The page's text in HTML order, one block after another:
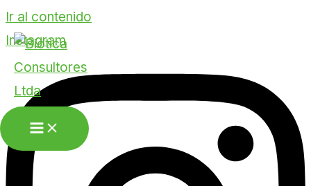
Ir al contenido
Instagram